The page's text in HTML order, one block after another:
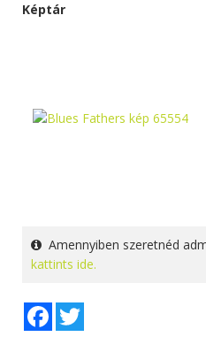
Képtár
Amennyiben szeretnéd
kattints ide.
Facebook